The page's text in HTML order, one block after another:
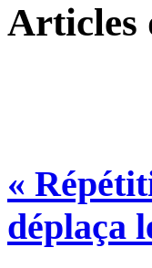
Articles
«
déplaça